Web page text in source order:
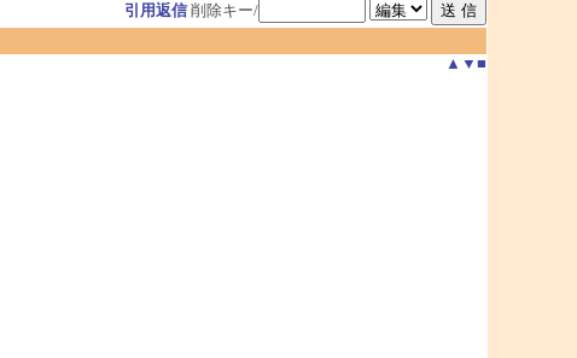
引用返信 削除キー/
▲ ▼ ■